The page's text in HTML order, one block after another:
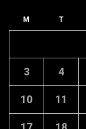
M T
3 4
10 11